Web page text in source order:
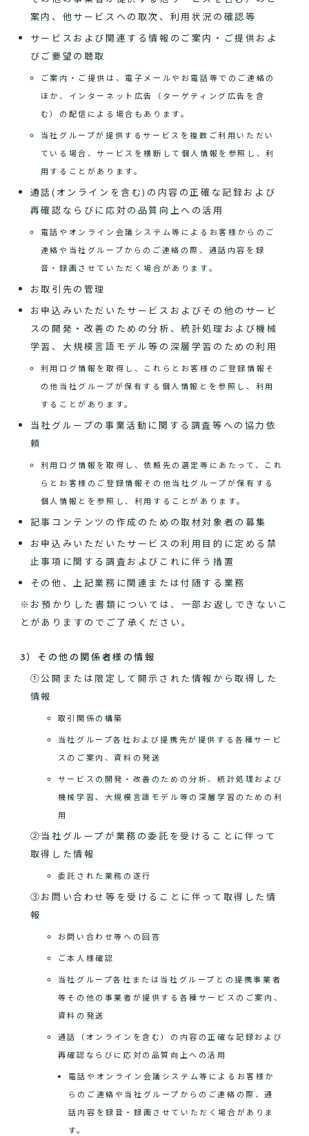
案内、他サービスへの取次、利用状況の確認等
サービスおよび関連する情報のご案内・ご提供およ
びご要望の聴取
ご案内・ご提供は、電子メールやお電話等でのご連絡の
ほか、インターネット広告（ターゲティング広告を含
む）の配信による場合もあります。
当社グループが提供するサービスを複数ご利用いただい
ている場合、サービスを横断して個人情報を参照し、利
用することがあります。
通話(オンラインを含む)の内容の正確な記録および
再確認ならびに応対の品質向上への活用
電話やオンライン会議システム等によるお客様からのご
連絡や当社グループからのご連絡の際、通話内容を録
音・録画させていただく場合があります。
お取引先の管理
お申込みいただいたサービスおよびその他のサービ
スの開発・改善のための分析、統計処理および機械
学習、大規模言語モデル等の深層学習のための利用
利用ログ情報を取得し、これらとお客様のご登録情報そ
の他当社グループが保有する個人情報とを参照し、利用
することがあります。
当社グループの事業活動に関する調査等への協力依
頼
利用ログ情報を取得し、依頼先の選定等にあたって、これ
らとお客様のご登録情報その他当社グループが保有する
個人情報とを参照し、利用することがあります。
記事コンテンツの作成のための取材対象者の募集
お申込みいただいたサービスの利用目的に定める禁
止事項に関する調査およびこれに伴う措置
その他、上記業務に関連または付随する業務
※お預かりした書類については、一部お返しできないこ
とがありますのでご了承ください。
3）その他の関係者様の情報
①公開または限定して開示された情報から取得した
情報
取引関係の構築
当社グループ各社および提携先が提供する各種サービ
スのご案内、資料の発送
サービスの開発・改善のための分析、統計処理および
機械学習、大規模言語モデル等の深層学習のための利
用
②当社グループが業務の委託を受けることに伴って
取得した情報
委託された業務の遂行
③お問い合わせ等を受けることに伴って取得した情
報
お問い合わせ等への回答
ご本人様確認
当社グループ各社または当社グループとの提携事業者
等その他の事業者が提供する各種サービスのご案内、
資料の発送
通話（オンラインを含む）の内容の正確な記録および
再確認ならびに応対の品質向上への活用
電話やオンライン会議システム等によるお客様か
らのご連絡や当社グループからのご連絡の際、通
話内容を録音・録画させていただく場合がありま
す。